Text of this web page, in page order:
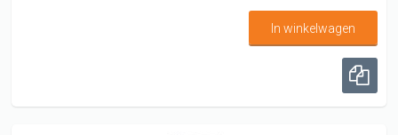
In winkelwagen